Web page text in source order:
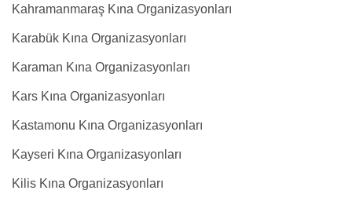
Kahramanmaraş Kına Organizasyonları
Karabük Kına Organizasyonları
Karaman Kına Organizasyonları
Kars Kına Organizasyonları
Kastamonu Kına Organizasyonları
Kayseri Kına Organizasyonları
Kilis Kına Organizasyonları